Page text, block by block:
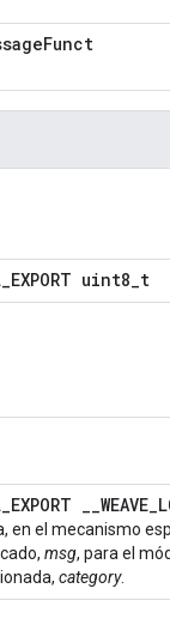
uint8_t
en el mecanismo
msg, para el
category.